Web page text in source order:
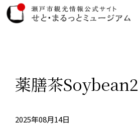
薬膳茶Soybean2
2025年08月14日